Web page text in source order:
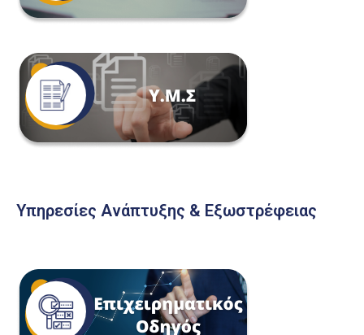
Υπηρεσίες Ανάπτυξης & Εξωστρέφειας